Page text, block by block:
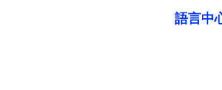
語言中